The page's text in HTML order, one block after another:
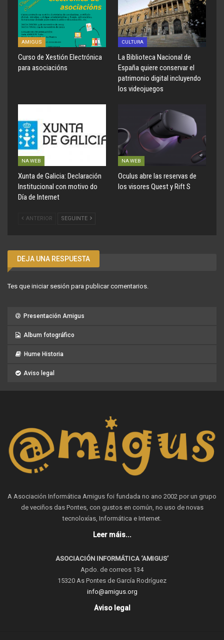
AMIGUS
Curso de Xestión Electrónica
para asociacións
CULTURA
La Biblioteca Nacional de
España quiere conservar el
patrimonio digital incluyendo
los videojuegos
NA WEB
Xunta de Galicia: Declaración
Institucional con motivo do
Día de Internet
NA WEB
Oculus abre las reservas de
los visores Quest y Rift S
ANTERIOR SEGUINTE
DEJA UNA RESPUESTA
Tes que iniciar sesión para publicar comentarios.
Presentación Amigus
Album fotográfico
Hume Historia
Aviso legal
A Asociación Informática Amigus foi fundada no ano 2002 por un grupo
de veciños das Pontes, con gustos en común, no uso de novas
tecnoloxías, Informática e Internet.
Leer máis...
ASOCIACIÓN INFORMÁTICA ‘AMIGUS’
Apdo. de correos 134
15320 As Pontes de García Rodríguez
info@amigus.org
Aviso legal